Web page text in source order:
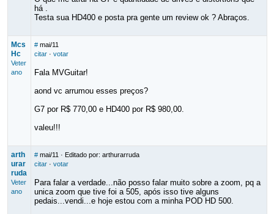
há .
Testa sua HD400 e posta pra gente um review ok ? Abraços.
Mcs
Hc
Veter
ano
# mai/11
citar· votar
Fala MVGuitar!
aond vc arrumou esses preços?
G7 por R$ 770,00 e HD400 por R$ 980,00.
valeu!!!
arth
urar
ruda
Veter
ano
# mai/11 · Editado por: arthurarruda
citar· votar
Para falar a verdade...não posso falar muito sobre a zoom, pq a
unica zoom que tive foi a 505, após isso tive alguns
pedais...vendi...e hoje estou com a minha POD HD 500.